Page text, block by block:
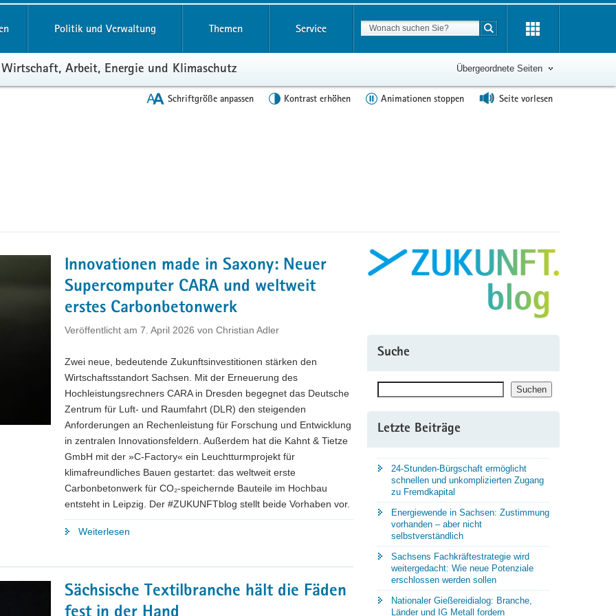
Politik und Verwaltung Themen Service Suchbegriff
Suche starten
Arbeit, Energie und Klimaschutz Übergeordnete Seiten
Schriftgröße anpassen Kontrast erhöhen Animationen stoppen Seite vorlesen
Innovationen made in Saxony: Neuer
Supercomputer CARA und weltweit
erstes Carbonbetonwerk
Veröffentlicht am 7. April 2026 von Christian Adler
Zwei neue, bedeutende Zukunftsinvestitionen stärken den
Wirtschaftsstandort Sachsen. Mit der Erneuerung des
Hochleistungsrechners CARA in Dresden begegnet das Deutsche
Zentrum für Luft- und Raumfahrt (DLR) den steigenden
Anforderungen an Rechenleistung für Forschung und Entwicklung
in zentralen Innovationsfeldern. Außerdem hat die Kahnt & Tietze
GmbH mit der »C-Factory« ein Leuchtturmprojekt für
klimafreundliches Bauen gestartet: das weltweit erste
Carbonbetonwerk für CO₂-speichernde Bauteile im Hochbau
entsteht in Leipzig. Der #ZUKUNFTblog stellt beide Vorhaben vor.
Weiterlesen
Neuer
Supercomputer
Sächsische Textilbranche hält die Fäden
fest in der Hand
Suche
Suchen Suchen
Letzte Beiträge
24-Stunden-Bürgschaft ermöglicht
schnellen und unkomplizierten Zugang
zu Fremdkapital
Energiewende in Sachsen: Zustimmung
vorhanden – aber nicht
selbstverständlich
Sachsens Fachkräftestrategie wird
weitergedacht: Wie neue Potenziale
erschlossen werden sollen
Nationaler Gießereidialog: Branche,
Länder und IG Metall fordern